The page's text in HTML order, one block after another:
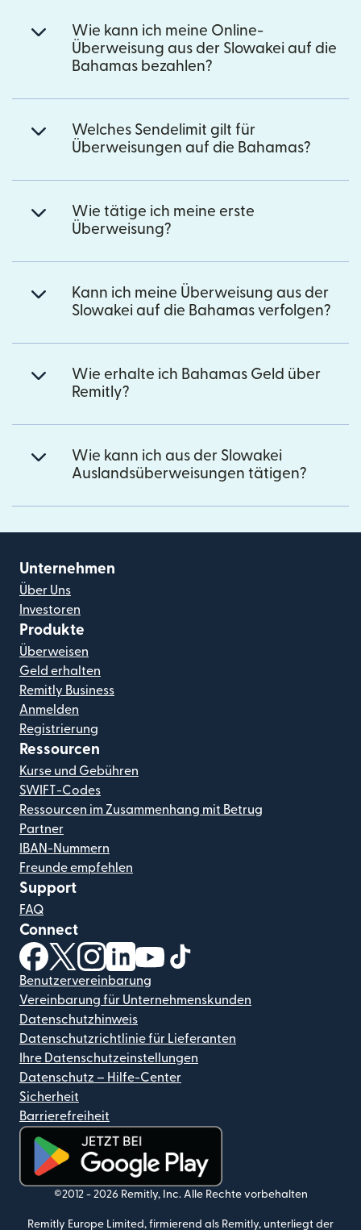
Wie kann ich meine Online-
Überweisung aus der Slowakei auf die
Bahamas bezahlen?
Welches Sendelimit gilt für
Überweisungen auf die Bahamas?
Wie tätige ich meine erste
Überweisung?
Kann ich meine Überweisung aus der
Slowakei auf die Bahamas verfolgen?
Wie erhalte ich Bahamas Geld über
Remitly?
Wie kann ich aus der Slowakei
Auslandsüberweisungen tätigen?
Unternehmen
Über Uns
Investoren
Produkte
Überweisen
Geld erhalten
Remitly Business
Anmelden
Registrierung
Ressourcen
Kurse und Gebühren
SWIFT-Codes
Ressourcen im Zusammenhang mit Betrug
Partner
IBAN-Nummern
Freunde empfehlen
Support
FAQ
Connect
(wird in einem neuen Fenster geöffnet)
(wird in einem neuen Fenster geöffnet)
(wird in einem neuen Fenster geöffnet)
(wird in einem neuen Fenster geöffnet)
(wird in einem neuen Fenster
Benutzervereinbarung
Vereinbarung für Unternehmenskunden
Datenschutzhinweis
Datenschutzrichtlinie für Lieferanten
Ihre Datenschutzeinstellungen
Datenschutz – Hilfe-Center
Sicherheit
Barrierefreiheit
(wird in einem neuen Fenster geöffnet)
©2012 - 2026 Remitly, Inc. Alle Rechte vorbehalten
Remitly Europe Limited, firmierend als Remitly, unterliegt der